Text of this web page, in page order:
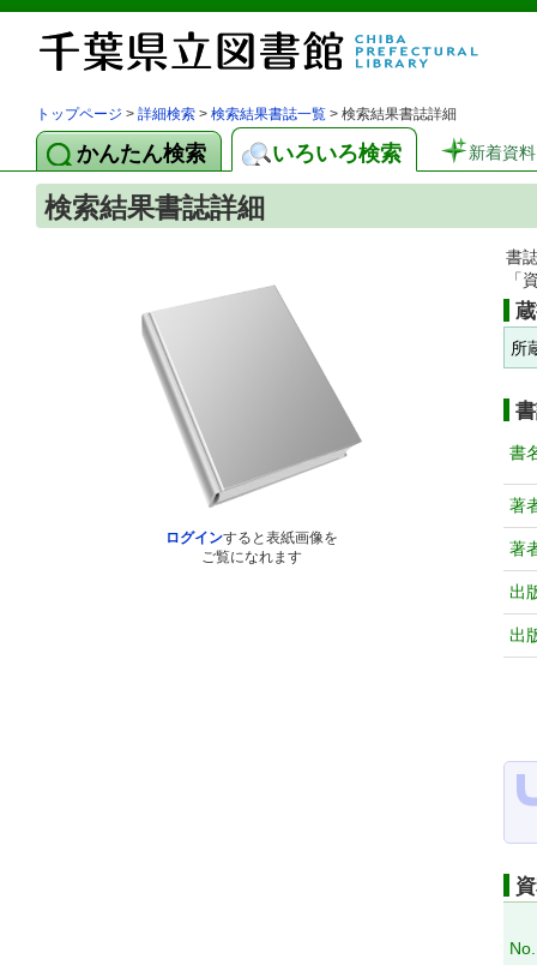
トップページ > 詳細検索 > 検索結果書誌一覧 > 検索結果書誌詳細
かんたん検索 いろいろ検索 新着資料
検索結果書誌詳細
ログインすると表紙画像を
ご覧になれます
書
「
所
書
著
著
出
出
No.